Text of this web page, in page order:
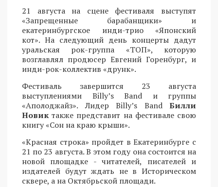
21 августа на сцене фестиваля выступят
«Запрещенные барабанщики» и
екатеринбургское инди-трио «Японский
кот». На следующий день концерты дадут
уральская рок-группа «ТОП», которую
возглавлял продюсер Евгений Горенбург, и
инди-рок-коллектив «друнк».
Фестиваль завершится 23 августа
выступлениями Billy’s Band и группы
«Аполоджайз». Лидер Billy’s Band Билли
Новик также представит на фестивале свою
книгу «Сон на краю крыши».
«Красная строка» пройдет в Екатеринбурге с
21 по 23 августа. В этом году она состоится на
новой площадке - читателей, писателей и
издателей будут ждать не в Историческом
сквере, а на Октябрьской площади.